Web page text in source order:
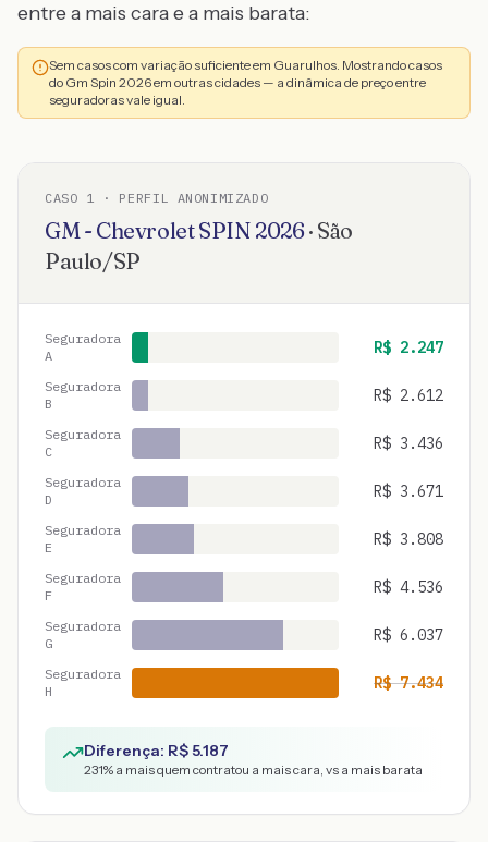
entre a mais cara e a mais barata:
Sem casos com variação suficiente em Guarulhos. Mostrando casos
do Gm Spin 2026 em outras cidades — a dinâmica de preço entre
seguradoras vale igual.
CASO 1 · PERFIL ANONIMIZADO
GM - ChevroletSPIN 2026· São
Paulo/SP
Seguradora
A
R$ 2.247
Seguradora
B
R$ 2.612
Seguradora
C
R$ 3.436
Seguradora
D
R$ 3.671
Seguradora
E
R$ 3.808
Seguradora
F
R$ 4.536
Seguradora
G
R$ 6.037
Seguradora
H
R$7.434
Diferença: R$5.187
231% a mais quem contratou a mais cara, vs a mais barata